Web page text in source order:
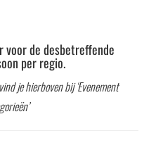
voor de desbetreffende
per regio.
je hierboven bij ‘Evenement